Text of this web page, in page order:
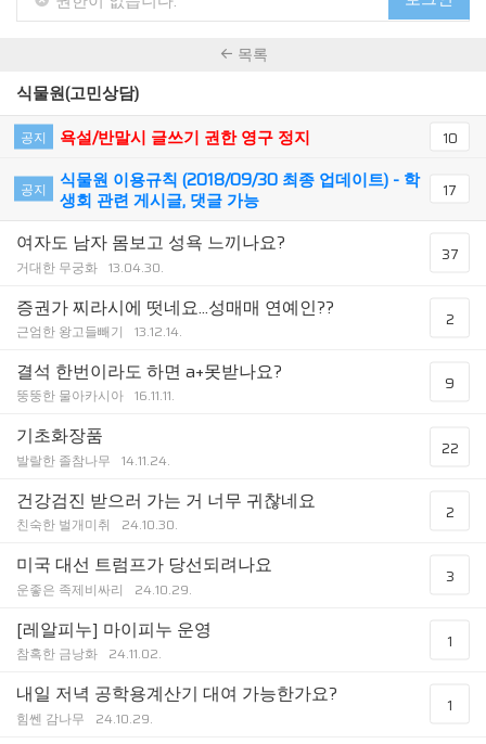
목록
식물원(고민상담)
공지 욕설/반말시 글쓰기 권한 영구 정지 10
공지
식물원 이용규칙 (2018/09/30 최종 업데이트) - 학
생회 관련 게시글, 댓글 가능
17
여자도 남자 몸보고 성욕 느끼나요?
거대한 무궁화 13.04.30.
37
증권가 찌라시에 떳네요...성매매 연예인??
근엄한 왕고들빼기 13.12.14.
2
결석 한번이라도 하면 a+못받나요?
뚱뚱한 물아카시아 16.11.11.
9
기초화장품
발랄한 졸참나무 14.11.24.
22
건강검진 받으러 가는 거 너무 귀찮네요
친숙한 벌개미취 24.10.30.
2
미국 대선 트럼프가 당선되려나요
운좋은 족제비싸리 24.10.29.
3
[레알피누] 마이피누 운영
참혹한 금낭화 24.11.02.
1
내일 저녁 공학용계산기 대여 가능한가요?
힘쎈 감나무 24.10.29.
1